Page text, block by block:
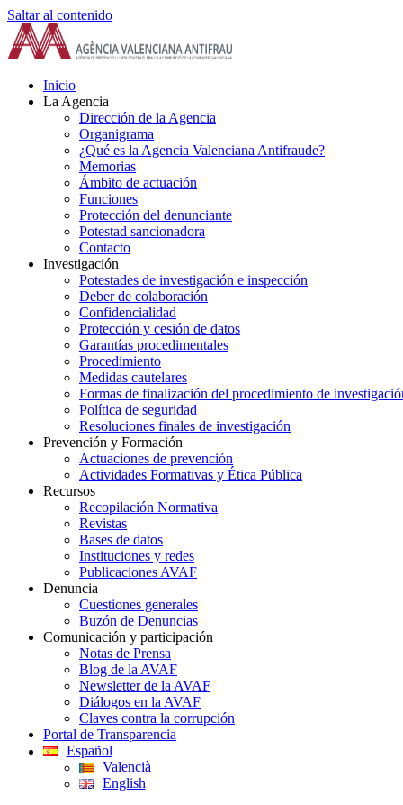
Saltar al contenido
Inicio
La Agencia
Dirección de la Agencia
Organigrama
¿Qué es la Agencia Valenciana Antifraude?
Memorias
Ámbito de actuación
Funciones
Protección del denunciante
Potestad sancionadora
Contacto
Investigación
Potestades de investigación e inspección
Deber de colaboración
Confidencialidad
Protección y cesión de datos
Garantías procedimentales
Procedimiento
Medidas cautelares
Formas de finalización del procedimiento de
Política de seguridad
Resoluciones finales de investigación
Prevención y Formación
Actuaciones de prevención
Actividades Formativas y Ética Pública
Recursos
Recopilación Normativa
Revistas
Bases de datos
Instituciones y redes
Publicaciones AVAF
Denuncia
Cuestiones generales
Buzón de Denuncias
Comunicación y participación
Notas de Prensa
Blog de la AVAF
Newsletter de la AVAF
Diálogos en la AVAF
Claves contra la corrupción
Portal de Transparencia
Español
Valencià
English